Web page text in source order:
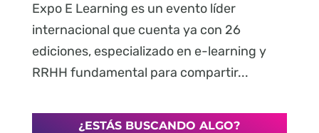
Expo E Learning es un evento líder
internacional que cuenta ya con 26
ediciones, especializado en e-learning y
RRHH fundamental para compartir...
¿ESTÁS BUSCANDO ALGO?